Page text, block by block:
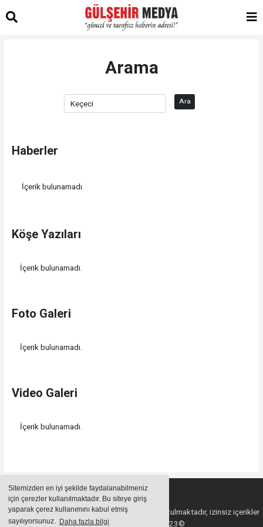
Sitemizden en iyi şekilde faydalanabilmeniz
için çerezler kullanılmaktadır. Bu siteye giriş
yaparak çerez kullanımını kabul etmiş
sayılıyorsunuz. Daha fazla bilgi
Arama
Ara
Haberler
İçerik bulunamadı.
Köşe Yazıları
İçerik bulunamadı.
Foto Galeri
İçerik bulunamadı.
Video Galeri
İçerik bulunamadı.
Sitemizde bulunan içeriklerin tüm hakları saklı tutulmaktadır, izinsiz içerikler
kullanılamaz. Copyright 2023©